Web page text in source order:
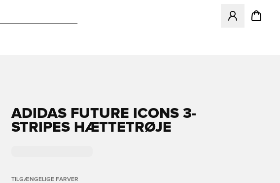
Åbner en
ADIDAS FUTURE ICONS 3-
STRIPES HÆTTETRØJE
TILGÆNGELIGE FARVER